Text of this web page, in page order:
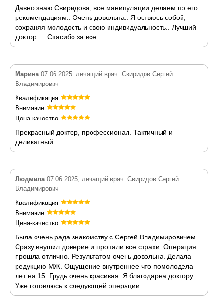
Давно знаю Свиридова, все манипуляции делаем по его
рекомендациям.. Очень довольна.. Я оствюсь собой,
сохраняя молодость и свою индивидуальность.. Лучший
доктор…. Спасибо за все
Марина07.06.2025, лечащий врач: Свиридов Сергей
Владимирович
Квалификация
Внимание
Цена-качество
Прекрасный доктор, профессионал. Тактичный и
деликатный.
Людмила07.06.2025, лечащий врач: Свиридов Сергей
Владимирович
Квалификация
Внимание
Цена-качество
Была очень рада знакомству с Сергей Владимировичем.
Сразу внушил доверие и пропали все страхи. Операция
прошла отлично. Результатом очень довольна. Делала
редукцию МЖ. Ощущение внутреннее что помолодела
лет на 15. Грудь очень красивая. Я благодарна доктору.
Уже готовлюсь к следующей операции.